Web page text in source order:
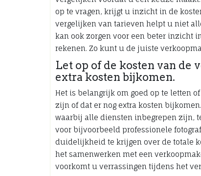
op te vragen, krijgt u inzicht in de
vergelijken van tarieven helpt u niet
kan ook zorgen voor een beter inzicht
rekenen. Zo kunt u de juiste
Let op of de kosten van de
extra kosten bijkomen.
Het is belangrijk om goed op te letten
zijn of dat er nog extra kosten
waarbij alle diensten inbegrepen zijn,
voor bijvoorbeeld professionele
duidelijkheid te krijgen over de totale
het samenwerken met een
voorkomt u verrassingen tijdens het